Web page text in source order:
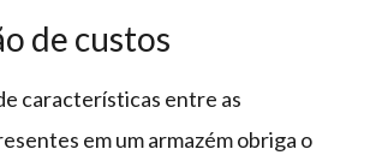
de custos
características entre as
em um armazém obriga o